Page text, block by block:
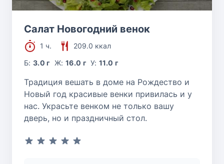
Салат Новогодний венок
1 ч.
209.0 ккал
Б:3.0 г Ж: 16.0 г У:11.0 г
Традиция вешать в доме на Рождество и
Новый год красивые венки привилась и у
нас. Украсьте венком не только вашу
дверь, но и праздничный стол.